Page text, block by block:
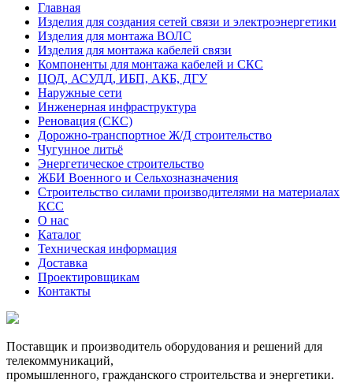
Главная
Изделия для создания сетей связи и электроэнергетики
Изделия для монтажа ВОЛС
Изделия для монтажа кабелей связи
Компоненты для монтажа кабелей и СКС
ЦОД, АСУДД, ИБП, АКБ, ДГУ
Наружные сети
Инженерная инфраструктура
Реновация (СКС)
Дорожно-транспортное Ж/Д строительство
Чугунное литьё
Энергетическое строительство
ЖБИ Военного и Сельхозназначения
Строительство силами производителями на материалах
КСС
О нас
Каталог
Техническая информация
Доставка
Проектировщикам
Контакты
Поставщик и производитель оборудования и решений для
телекоммуникаций,
промышленного, гражданского строительства и энергетики.